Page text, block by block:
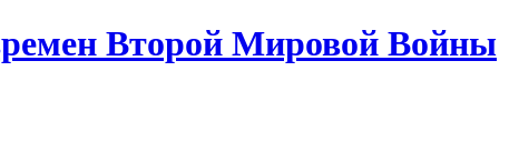
Второй Мировой Войны